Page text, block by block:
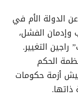
الدولة الأم في
وإدمان الفشل،
التغيير.
الحكم
أزمة حكومات
ذاتها.